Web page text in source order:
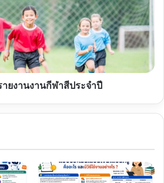
ยงานงานกีฬาสีประจำปี